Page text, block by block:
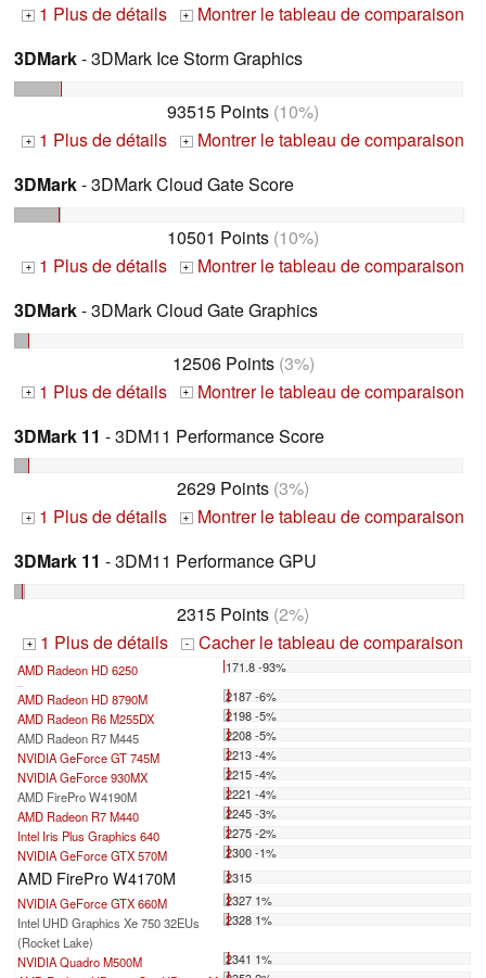
+ 1 Plus de détails + Montrer le tableau de comparaison
3DMark- 3DMark Ice Storm Graphics
93515 Points (10%)
+ 1 Plus de détails + Montrer le tableau de comparaison
3DMark- 3DMark Cloud Gate Score
10501 Points (10%)
+ 1 Plus de détails + Montrer le tableau de comparaison
3DMark- 3DMark Cloud Gate Graphics
12506 Points(3%)
+ 1 Plus de détails + Montrer le tableau de comparaison
3DMark 11 - 3DM11 Performance Score
2629 Points (3%)
+ 1 Plus de détails + Montrer le tableau de comparaison
3DMark 11 - 3DM11 Performance GPU
2315 Points (2%)
+ 1 Plus de détails - Cacher le tableau de comparaison
AMD Radeon HD 6250 171.8 -93%
...
AMD Radeon HD 8790M
2187 -6%
AMD Radeon R6 M255DX
2198 -5%
AMD Radeon R7 M445
2208 -5%
NVIDIA GeForce GT 745M
2213 -4%
NVIDIA GeForce 930MX
2215 -4%
AMD FirePro W4190M
2221 -4%
AMD Radeon R7 M440
2245 -3%
Intel Iris Plus Graphics 640
2275 -2%
NVIDIA GeForce GTX 570M
2300 -1%
AMD FirePro W4170M
2315
NVIDIA GeForce GTX 660M
2327 1%
Intel UHD Graphics Xe 750 32EUs
(Rocket Lake)
2328 1%
NVIDIA Quadro M500M
2341 1%